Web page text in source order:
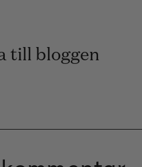
till bloggen